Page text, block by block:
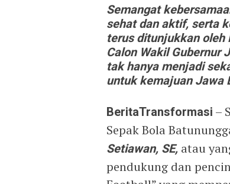
Semangat
sehat dan aktif, serta
terus ditunjukkan oleh
Calon Wakil Gubernur
tak hanya menjadi
untuk kemajuan Jawa
BeritaTransformasi –
Sepak Bola
Setiawan, SE, atau
pendukung dan